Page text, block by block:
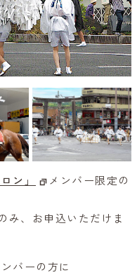
ン」
メンバー限定の
み、お申込いただけま
バーの方に